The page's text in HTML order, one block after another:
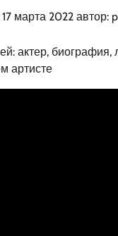
17 марта 2022 автор: